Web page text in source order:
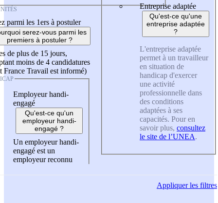
parmi les 1ers à postuler
serez-vous parmi les
premiers à postuler ?
de plus de 15 jours,
moins de 4 candidatures
France Travail est informé)
Employeur handi-
engagé
Qu'est-ce qu'un
employeur handi-
engagé ?
Un employeur handi-
engagé est un
employeur reconnu
Entreprise adaptée
Qu'est-ce qu'une
entreprise adaptée
?
L'entreprise adaptée
permet à un travailleur
en situation de
handicap d'exercer
une activité
professionnelle dans
des conditions
adaptées à ses
capacités. Pour en
savoir plus, consultez
le site de l’UNEA.
Appliquerles filtres